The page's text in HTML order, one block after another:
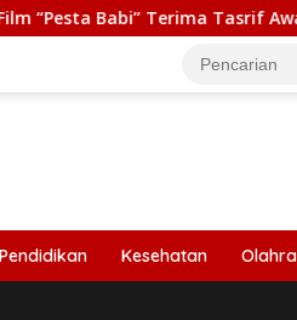
Terima Tasrif Award 2026
Pendidikan Kesehatan